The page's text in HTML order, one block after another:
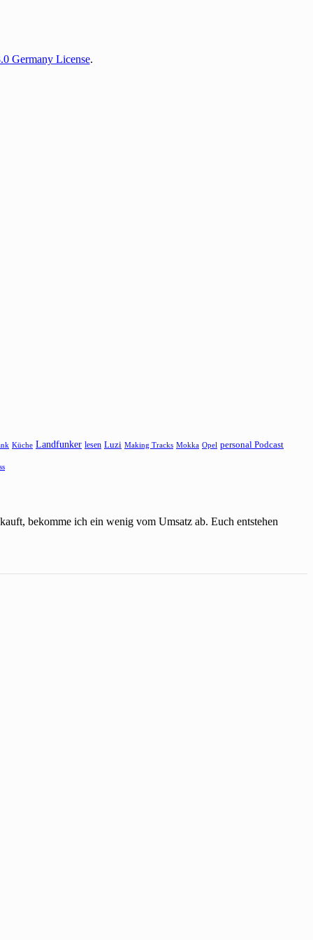
Germany License.
Küche Landfunker lesen Luzi Making Tracks Mokka Opel personal Podcast
bekomme ich ein wenig vom Umsatz ab. Euch entstehen